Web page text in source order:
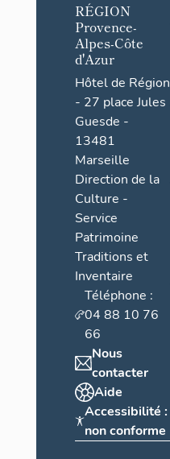
RÉGION
Provence-
Alpes-Côte
d'Azur
Hôtel de Région
- 27 place Jules
Guesde -
13481
Marseille
Direction de la
Culture -
Service
Patrimoine
Traditions et
Inventaire
Téléphone :
04 88 10 76
66
Nous
contacter
Aide
Accessibilité :
non conforme